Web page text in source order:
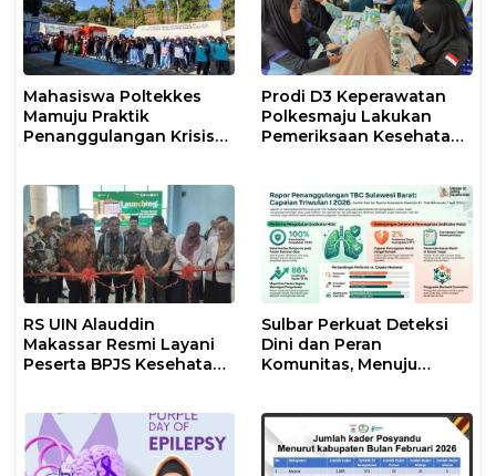
Mahasiswa Poltekkes
Mamuju Praktik
Penanggulangan Krisis
Prodi D3 Keperawatan
Polkesmaju Lakukan
Pemeriksaan Kesehatan
RS UIN Alauddin
Makassar Resmi Layani
Peserta BPJS Kesehatan,
Presiden
Sulbar Perkuat Deteksi
Dini dan Peran
Komunitas, Menuju